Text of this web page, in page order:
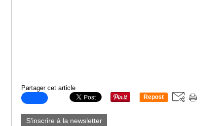
Partager cet article
Repost
S'inscrire à la newsletter